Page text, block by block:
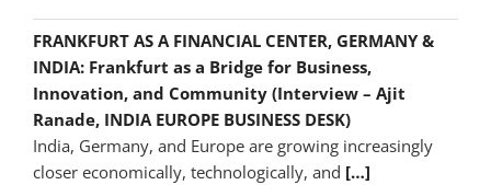
FRANKFURT AS A FINANCIAL CENTER, GERMANY &
INDIA: Frankfurt as a Bridge for Business,
Innovation, and Community (Interview – Ajit
Ranade, INDIA EUROPE BUSINESS DESK)
India, Germany, and Europe are growing increasingly
closer economically, technologically, and […]